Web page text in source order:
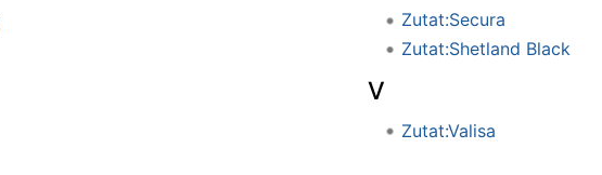
Zutat:Secura
Zutat:Shetland Black
V
Zutat:Valisa